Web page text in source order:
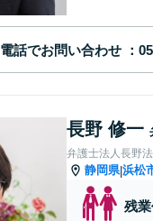
電話でお問い合わせ
長野 修一
弁護士法人長野
静岡県|浜松
残